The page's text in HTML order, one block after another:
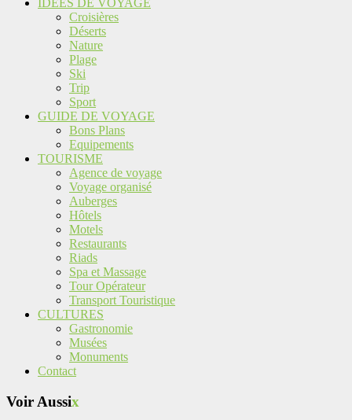
IDEES DE VOYAGE
Croisières
Déserts
Nature
Plage
Ski
Trip
Sport
GUIDE DE VOYAGE
Bons Plans
Equipements
TOURISME
Agence de voyage
Voyage organisé
Auberges
Hôtels
Motels
Restaurants
Riads
Spa et Massage
Tour Opérateur
Transport Touristique
CULTURES
Gastronomie
Musées
Monuments
Contact
Voir Aussix